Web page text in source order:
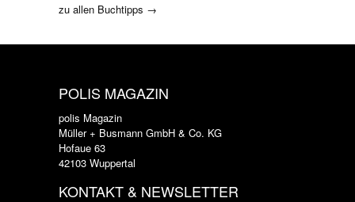
zu allen Buchtipps →
POLIS MAGAZIN
polis Magazin
Müller + Busmann GmbH & Co. KG
Hofaue 63
42103 Wuppertal
KONTAKT & NEWSLETTER